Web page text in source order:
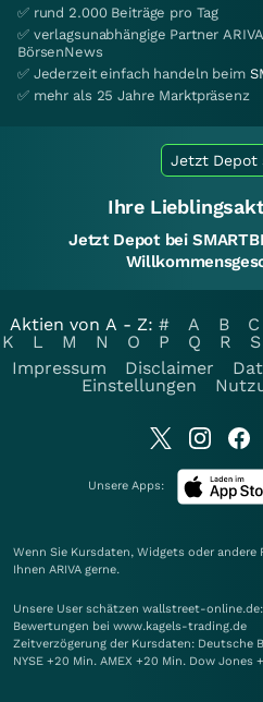
✅ rund 2.000 Beiträge pro Tag
✅ verlagsunabhängige Partner
BörsenNews
✅ Jederzeit einfach handeln beim
✅ mehr als 25 Jahre Marktpräsenz
Jetzt Depot
Ihre
Jetzt Depot bei
Aktien von A - Z: # A B C
K
L M N O P Q R S
Impressum
Disclaimer
Einstellungen
Unsere Apps:
Wenn Sie Kursdaten, Widgets oder
Ihnen ARIVA gerne.
Unsere User schätzen wallstreet-
Bewertungen bei www.kagels-trading.de
Zeitverzögerung der Kursdaten: Deutsche
NYSE +20 Min. AMEX +20 Min. Dow Jones